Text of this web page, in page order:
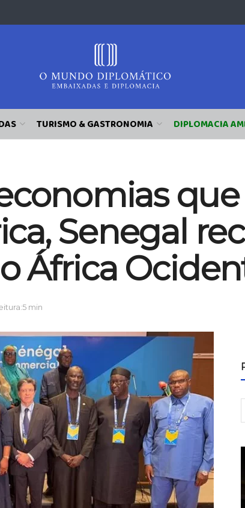
TURISMO & GASTRONOMIA DIPLOMACIA
Senegal
África
min